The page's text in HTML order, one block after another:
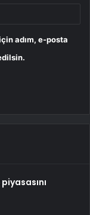
adım, e-posta